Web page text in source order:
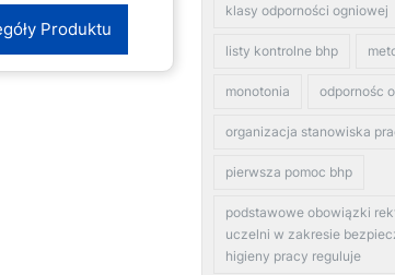
Produktu
klasy odporności ogniowej
listy kontrolne bhp
monotonia odpornośc
organizacja stanowiska
pierwsza pomoc bhp
podstawowe obowiązki
uczelni w zakresie
higieny pracy reguluje